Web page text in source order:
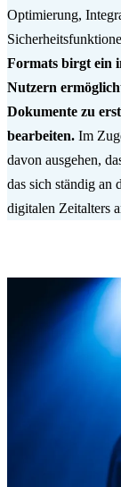
Optimierung,
Formats birgt ein
Nutzern
Dokumente zu
bearbeiten. Im
davon ausgehen,
das sich ständig an
digitalen Zeitalters